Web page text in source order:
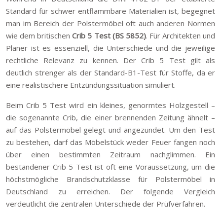
Standard für schwer entflammbare Materialien ist, begegnet
man im Bereich der Polstermöbel oft auch anderen Normen
wie dem britischenCrib 5 Test (BS 5852). Für Architekten und
Planer ist es essenziell, die Unterschiede und die jeweilige
rechtliche Relevanz zu kennen. Der Crib 5 Test gilt als
deutlich strenger als der Standard-B1-Test für Stoffe, da er
eine realistischere Entzündungssituation simuliert.
Beim Crib 5 Test wird ein kleines, genormtes Holzgestell –
die sogenannte Crib, die einer brennenden Zeitung ähnelt –
auf das Polstermöbel gelegt und angezündet. Um den Test
zu bestehen, darf das Möbelstück weder Feuer fangen noch
über einen bestimmten Zeitraum nachglimmen. Ein
bestandener Crib 5 Test ist oft eine Voraussetzung, um die
höchstmögliche Brandschutzklasse für Polstermöbel in
Deutschland zu erreichen. Der folgende Vergleich
verdeutlicht die zentralen Unterschiede der Prüfverfahren.